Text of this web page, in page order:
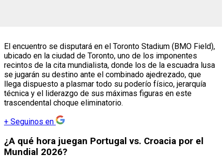
El encuentro se disputará en el Toronto Stadium (BMO Field),
ubicado en la ciudad de Toronto, uno de los imponentes
recintos de la cita mundialista, donde los de la escuadra lusa
se jugarán su destino ante el combinado ajedrezado, que
llega dispuesto a plasmar todo su poderío físico, jerarquía
técnica y el liderazgo de sus máximas figuras en este
trascendental choque eliminatorio.
+ Seguinos en
¿A qué hora juegan Portugal vs. Croacia por el
Mundial 2026?